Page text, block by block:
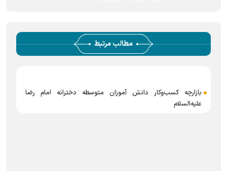
مطالب مرتبط
بازارچه کسب‌وکار دانش آموزان متوسطه دخترانه امام رضا
علیه‌السلام